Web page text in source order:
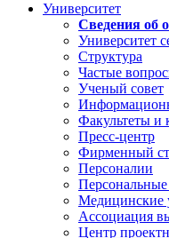
Университет
Сведения об
Университет
Структура
Частые
Ученый совет
Факультеты и
Пресс-центр
Фирменный
Персоналии
Медицинские
Ассоциация
Центр